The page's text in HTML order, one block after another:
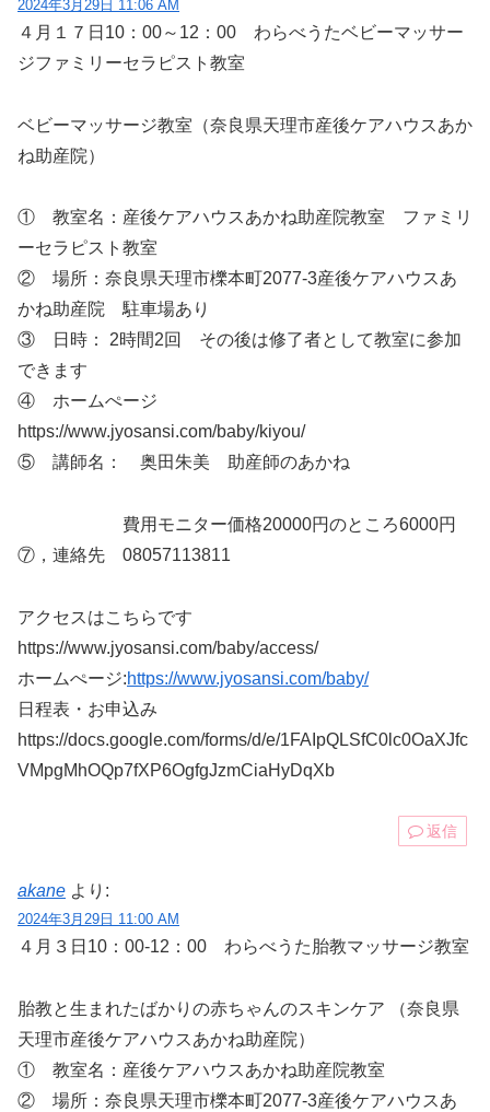
2024年3月29日 11:06 AM
４月１７日10：00～12：00 わらべうたベビーマッサー
ジファミリーセラピスト教室
ベビーマッサージ教室（奈良県天理市産後ケアハウスあか
ね助産院）
① 教室名：産後ケアハウスあかね助産院教室 ファミリ
ーセラピスト教室
② 場所：奈良県天理市櫟本町2077-3産後ケアハウスあ
かね助産院 駐車場あり
③ 日時： 2時間2回 その後は修了者として教室に参加
できます
④ ホームぺージ
https://www.jyosansi.com/baby/kiyou/
⑤ 講師名： 奥田朱美 助産師のあかね
費用モニター価格20000円のところ6000円
⑦，連絡先 08057113811
アクセスはこちらです
https://www.jyosansi.com/baby/access/
ホームぺージ:https://www.jyosansi.com/baby/
日程表・お申込み
https://docs.google.com/forms/d/e/1FAIpQLSfC0lc0OaXJfc
VMpgMhOQp7fXP6OgfgJzmCiaHyDqXb
返信
akane より:
2024年3月29日 11:00 AM
４月３日10：00-12：00 わらべうた胎教マッサージ教室
胎教と生まれたばかりの赤ちゃんのスキンケア （奈良県
天理市産後ケアハウスあかね助産院）
① 教室名：産後ケアハウスあかね助産院教室
② 場所：奈良県天理市櫟本町2077-3産後ケアハウスあ